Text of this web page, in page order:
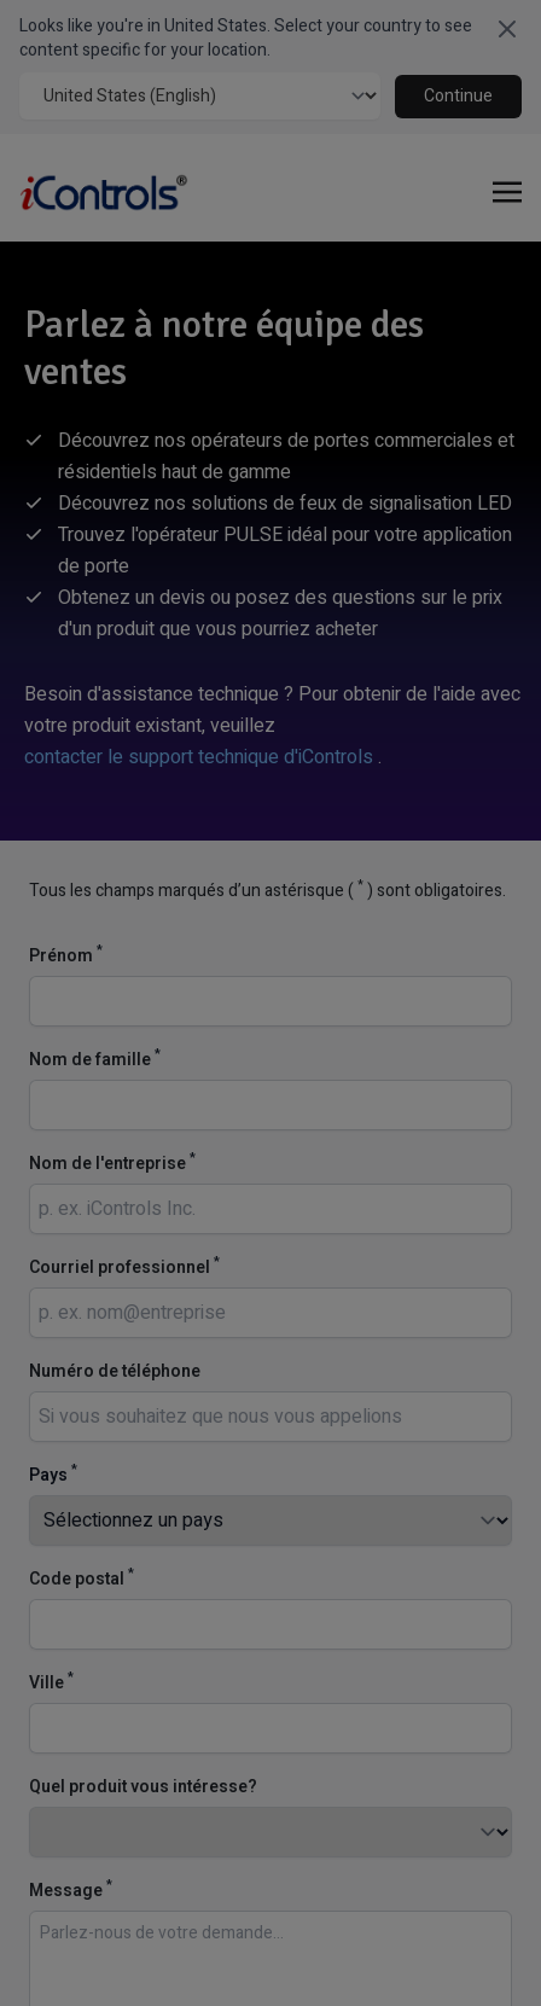
Looks like you're in United States. Select your country to see
content specific for your location.
Continue
Parlez à notre équipe des
ventes
Découvrez nos opérateurs de portes commerciales et
résidentiels haut de gamme
Découvrez nos solutions de feux de signalisation LED
Trouvez l'opérateur PULSE idéal pour votre application
de porte
Obtenez un devis ou posez des questions sur le prix
d'un produit que vous pourriez acheter
Besoin d'assistance technique ? Pour obtenir de l'aide avec
votre produit existant, veuillez
contacter le support technique d'iControls .
Tous les champs marqués d’un astérisque ( * ) sont obligatoires.
Prénom *
Nom de famille *
Nom de l'entreprise *
Courriel professionnel *
Numéro de téléphone
Pays *
Code postal *
Ville *
Quel produit vous intéresse?
Message *